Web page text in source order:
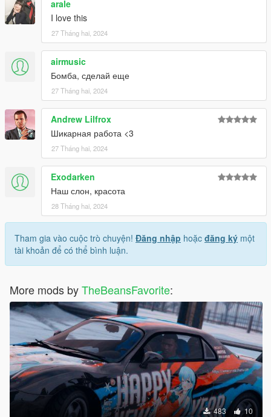
arale
I love this
27 Tháng hai, 2024
airmusic
Бомба, сделай еще
27 Tháng hai, 2024
Andrew Lilfrox
Шикарная работа <3
27 Tháng hai, 2024
Exodarken
Наш слон, красота
28 Tháng hai, 2024
Tham gia vào cuộc trò chuyện! Đăng nhập hoặc đăng ký một
tài khoản để có thể bình luận.
More mods byTheBeansFavorite:
483 10